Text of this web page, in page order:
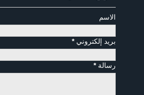
الاسم
بريد إلكتروني*
رسالة*